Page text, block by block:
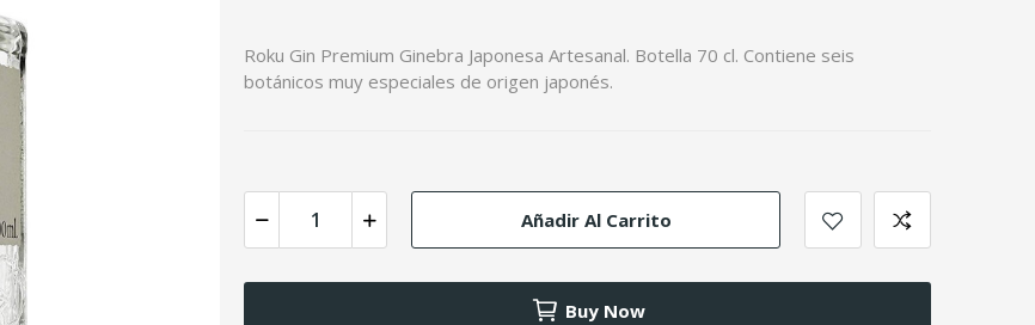
Roku Gin Premium Ginebra Japonesa Artesanal. Botella 70 cl. Contiene seis
botánicos muy especiales de origen japonés.
Añadir Al Carrito
Buy Now